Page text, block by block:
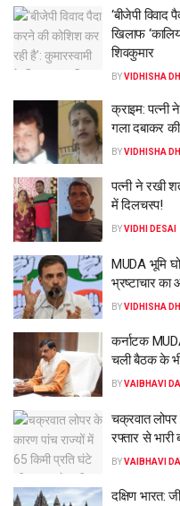
‘बीजेपी
खिलाफ
शिवकुमार
BYVIDHISHA
क्राइम: पत्नी
गला दबाकर की
BYVIDHISHA
पत्नी ने रखी
में दिलचस्प!
BYVIDHI DESAI
MUDA भूमि
भ्रष्टाचार का
BYVIDHISHA
कर्नाटक
चली बैठक के
BYVAIBHAVI
चक्रवात लोपर
रफ्तार से भारी
BYVAIBHAVI
दक्षिण भारत: